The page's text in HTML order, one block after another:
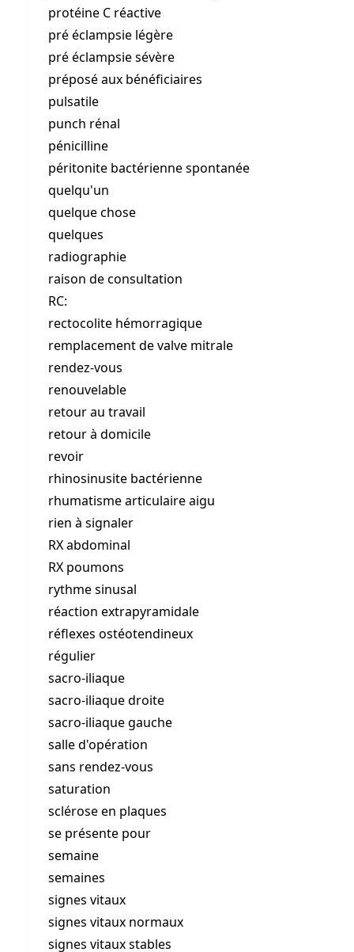
protéine C réactive
pré éclampsie légère
pré éclampsie sévère
préposé aux bénéficiaires
pulsatile
punch rénal
pénicilline
péritonite bactérienne spontanée
quelqu'un
quelque chose
quelques
radiographie
raison de consultation
RC:
rectocolite hémorragique
remplacement de valve mitrale
rendez-vous
renouvelable
retour au travail
retour à domicile
revoir
rhinosinusite bactérienne
rhumatisme articulaire aigu
rien à signaler
RX abdominal
RX poumons
rythme sinusal
réaction extrapyramidale
réflexes ostéotendineux
régulier
sacro-iliaque
sacro-iliaque droite
sacro-iliaque gauche
salle d'opération
sans rendez-vous
saturation
sclérose en plaques
se présente pour
semaine
semaines
signes vitaux
signes vitaux normaux
signes vitaux stables